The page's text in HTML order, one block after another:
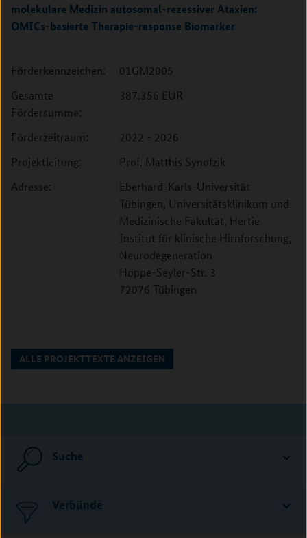
molekulare Medizin autosomal-rezessiver Ataxien:
OMICs-basierte Therapie-response Biomarker
Förderkennzeichen:
01GM2005
Gesamte
Fördersumme:
387.356 EUR
Förderzeitraum:
2022 - 2026
Projektleitung:
Prof. Matthis Synofzik
Adresse:
Eberhard-Karls-Universität
Tübingen, Universitätsklinikum und
Medizinische Fakultät, Hertie
Institut für klinische Hirnforschung,
Neurodegeneration
Hoppe-Seyler-Str. 3
72076 Tübingen
ALLE PROJEKTTEXTE ANZEIGEN
Suche
Verbünde